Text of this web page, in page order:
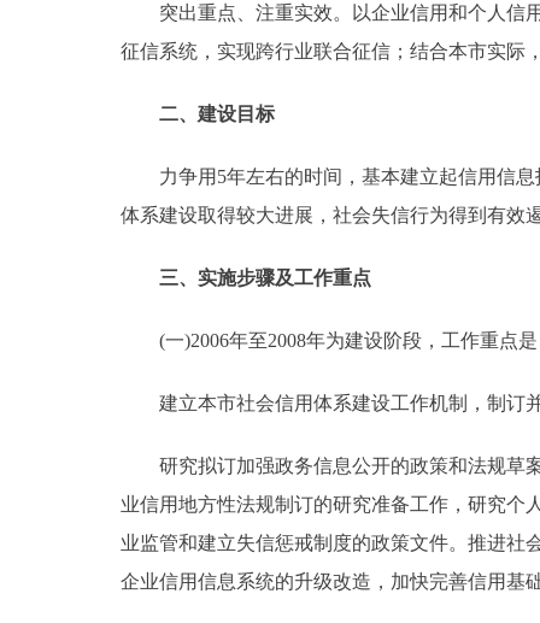
ESPAÑOL
ITALIANO
突出重点、注重实效。以企业信用和个人信用
征信系统，实现跨行业联合征信；结合本市实际
二、建设目标
力争用5年左右的时间，基本建立起信用信息
体系建设取得较大进展，社会失信行为得到有效
三、实施步骤及工作重点
(一)2006年至2008年为建设阶段，工作重点
建立本市社会信用体系建设工作机制，制订
研究拟订加强政务信息公开的政策和法规草案
业信用地方性法规制订的研究准备工作，研究个
业监管和建立失信惩戒制度的政策文件。推进社
企业信用信息系统的升级改造，加快完善信用基